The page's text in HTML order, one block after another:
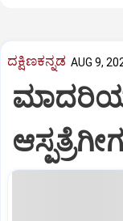
ದಕ್ಷಿಣಕನ್ನಡ AUG 9,